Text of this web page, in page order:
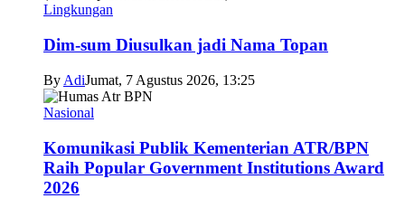
Lingkungan
Dim-sum Diusulkan jadi Nama Topan
By AdiJumat, 7 Agustus 2026, 13:25
Nasional
Komunikasi Publik Kementerian ATR/BPN
Raih Popular Government Institutions Award
2026